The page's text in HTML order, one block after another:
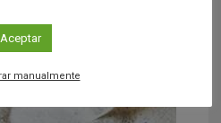
Aceptar
manualmente